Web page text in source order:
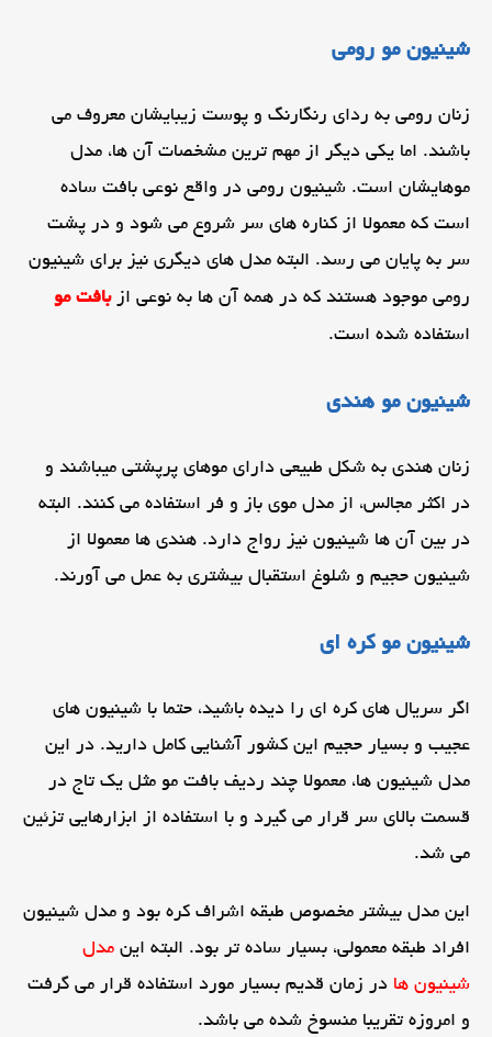
شینیون مو رومی
زنان رومی به ردای رنگارنگ و پوست زیبایشان معروف می
باشند. اما یکی دیگر از مهم ترین مشخصات آن ها، مدل
موهایشان است. شینیون رومی در واقع نوعی بافت ساده
است که معمولا از کناره های سر شروع می شود و در پشت
سر به پایان می رسد. البته مدل های دیگری نیز برای شینیون
رومی موجود هستند که در همه آن ها به نوعی ازبافت مو
استفاده شده است.
شینیون مو هندی
زنان هندی به شکل طبیعی دارای موهای پرپشتی میباشند و
در اکثر مجالس، از مدل موی باز و فر استفاده می کنند. البته
در بین آن ها شینیون نیز رواج دارد. هندی ها معمولا از
شینیون حجیم و شلوغ استقبال بیشتری به عمل می آورند.
شینیون مو کره ای
اگر سریال های کره ای را دیده باشید، حتما با شینیون های
عجیب و بسیار حجیم این کشور آشنایی کامل دارید. در این
مدل شینیون ها، معمولا چند ردیف بافت مو مثل یک تاج در
قسمت بالای سر قرار می گیرد و با استفاده از ابزارهایی تزئین
می شد.
این مدل بیشتر مخصوص طبقه اشراف کره بود و مدل شینیون
افراد طبقه معمولی، بسیار ساده تر بود. البته اینمدل
شینیون هادر زمان قدیم بسیار مورد استفاده قرار می گرفت
و امروزه تقریبا منسوخ شده می باشد.